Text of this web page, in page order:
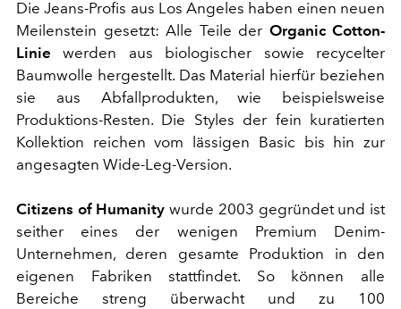
Die Jeans-Profis aus Los Angeles haben einen neuen
Meilenstein gesetzt: Alle Teile der Organic Cotton-
Linie werden aus biologischer sowie recycelter
Baumwolle hergestellt. Das Material hierfür beziehen
sie aus Abfallprodukten, wie beispielsweise
Produktions-Resten. Die Styles der fein kuratierten
Kollektion reichen vom lässigen Basic bis hin zur
angesagten Wide-Leg-Version.
Citizens of Humanity wurde 2003 gegründet und ist
seither eines der wenigen Premium Denim-
Unternehmen, deren gesamte Produktion in den
eigenen Fabriken stattfindet. So können alle
Bereiche streng überwacht und zu 100